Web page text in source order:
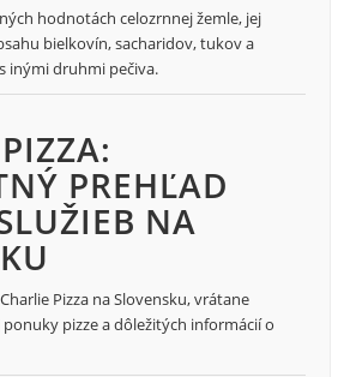
hodnotách celozrnnej žemle, jej
bielkovín, sacharidov, tukov a
inými druhmi pečiva.
PREHĽAD
NA
Pizza na Slovensku, vrátane
pizze a dôležitých informácií o